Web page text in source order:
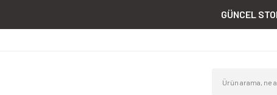
GÜNCEL